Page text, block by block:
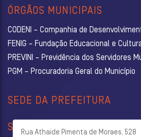
ÓRGÃOS MUNICIPAIS
CODENI – Companhia de
FENIG – Fundação Educacional e
PREVINI – Previdência dos Servidores
PGM – Procuradoria Geral do Município
SEDE DA PREFEITURA
Rua Athaide Pimenta de Moraes, 528
SECRETARIAS